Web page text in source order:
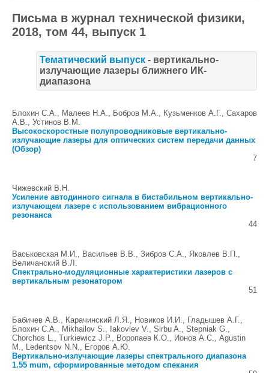
Письма в журнал технической физики,
2018, том 44, выпуск 1
Тематический выпуск - вертикально-
излучающие лазеры ближнего ИК-
диапазона
Блохин С.А., Малеев Н.А., Бобров М.А., Кузьменков А.Г., Сахаров
А.В., Устинов В.М.
Высокоскоростные полупроводниковые вертикально-
излучающие лазеры для оптических систем передачи данных
(Обзор)
7
Чижевский В.Н.
Усиление автодинного сигнала в бистабильном вертикально-
излучающем лазере с использованием вибрационного
резонанса
44
Васьковская М.И., Васильев В.В., Зибров С.А., Яковлев В.П.,
Величанский В.Л.
Спектрально-модуляционные характеристики лазеров с
вертикальным резонатором
51
Бабичев А.В., Карачинский Л.Я., Новиков И.И., Гладышев А.Г.,
Блохин С.А., Mikhailov S., Iakovlev V., Sirbu A., Stepniak G.,
Chorchos L., Turkiewicz J.P., Воропаев К.O., Ионов А.С., Agustin
M., Ledentsov N.N., Егоров А.Ю.
Вертикально-излучающие лазеры спектрального диапазона
1.55 mum, сформированные методом спекания